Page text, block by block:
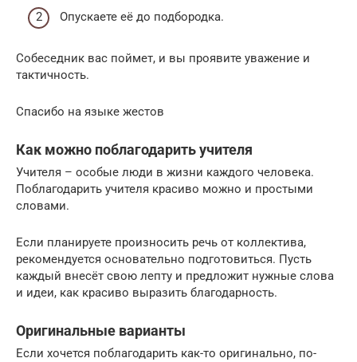
Опускаете её до подбородка.
Собеседник вас поймет, и вы проявите уважение и
тактичность.
Спасибо на языке жестов
Как можно поблагодарить учителя
Учителя – особые люди в жизни каждого человека.
Поблагодарить учителя красиво можно и простыми
словами.
Если планируете произносить речь от коллектива,
рекомендуется основательно подготовиться. Пусть
каждый внесёт свою лепту и предложит нужные слова
и идеи, как красиво выразить благодарность.
Оригинальные варианты
Если хочется поблагодарить как-то оригинально, по-